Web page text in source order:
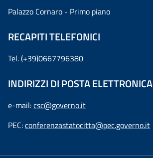
Palazzo Cornaro - Primo piano
RECAPITI TELEFONICI
Tel. (+39)0667796380
INDIRIZZI DI POSTA ELETTRONICA
e-mail:csc@governo.it
PEC:conferenzastatocitta@pec.governo.it